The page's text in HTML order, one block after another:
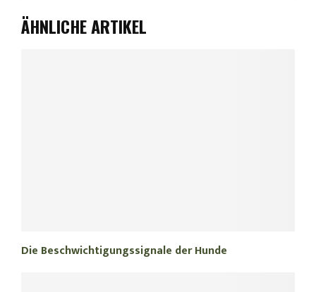
ÄHNLICHE ARTIKEL
Die Beschwichtigungssignale der Hunde